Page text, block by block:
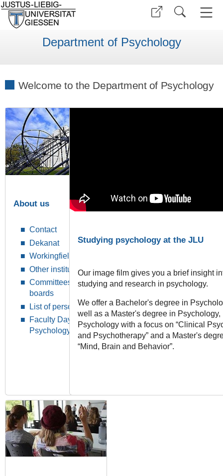
Department of Psychology
Welcome to the Department of Psychology
About us
Contact
Dekanat
Workingfields
Other institutions
Committees and
boards
List of persons
Faculty Day
Psychology
Studying psychology at the JLU
Our image film gives you a brief insight
studying and research in psychology.
We offer a Bachelor's degree in
well as a Master's degree in Psychology,
Psychology with a focus on “Clinical
and Psychotherapy” and a Master's
“Mind, Brain and Behavior”.